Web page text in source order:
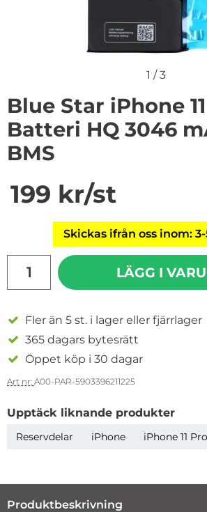
1 /3
Blue Star iPhone
Batteri HQ 3046
BMS
pris
199 kr/st
Skickas ifrån oss inom:
LÄGG I
Fler än 5 st. i lager eller fjärrlager
365 dagars bytesrätt
Öppet köp i 30 dagar
Art nr: A00-PAR-5903396211225
Upptäck liknande produkter
Reservdelar iPhone iPhone 11 Pro
Produktbeskrivning